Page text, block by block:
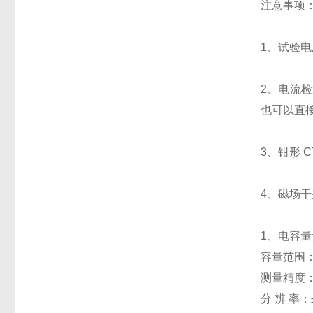
注意事项
1、试验
2、电流
也可以直
3、钳形
4、磁场
1、电容
容量范围
测量精度
分 辨 率